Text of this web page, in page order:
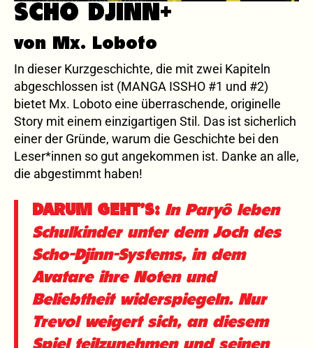
SCHO DJINN+
von Mx. Loboto
In dieser Kurzgeschichte, die mit zwei Kapiteln
abgeschlossen ist (MANGA ISSHO #1 und #2)
bietet Mx. Loboto eine überraschende, originelle
Story mit einem einzigartigen Stil. Das ist sicherlich
einer der Gründe, warum die Geschichte bei den
Leser*innen so gut angekommen ist. Danke an alle,
die abgestimmt haben!
DARUM GEHT’S: In Paryô leben
Schulkinder unter dem Joch des
Scho-Djinn-Systems, in dem
Avatare ihre Noten und
Beliebtheit widerspiegeln. Nur
Trevol weigert sich, an diesem